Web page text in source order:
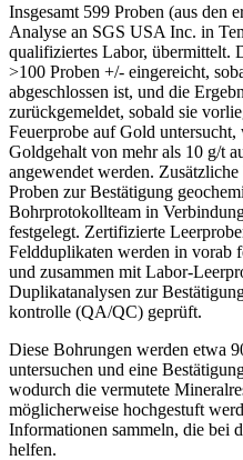
Insgesamt 599 Proben (aus den
Analyse an SGS USA Inc. in
qualifiziertes Labor, übermittelt.
>100 Proben +/- eingereicht,
abgeschlossen ist, und die
zurückgemeldet, sobald sie
Feuerprobe auf Gold
Goldgehalt von mehr als 10 g/t
angewendet werden.
Proben zur Bestätigung
Bohrprotokollteam in
festgelegt. Zertifizierte
Feldduplikaten werden in vorab
und zusammen mit Labor-
Duplikatanalysen zur
kontrolle (QA/QC) geprüft.
Diese Bohrungen werden etwa
untersuchen und eine
wodurch die vermutete
möglicherweise hochgestuft
Informationen sammeln, die bei
helfen.